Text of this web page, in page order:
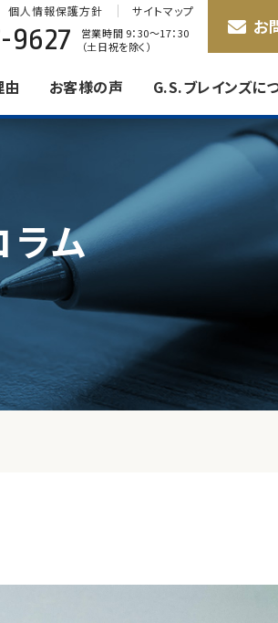
お客様の声 G.S.ブレインズに
個人情報保護方針 サイトマップ
9627
営業時間 9：30〜17：30
（土日祝を除く）
お
ム